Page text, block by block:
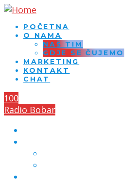
POČETNA
O NAMA
NAŠ TIM
GDJE SE ČUJEMO
MARKETING
KONTAKT
CHAT
100
Radio Bobar